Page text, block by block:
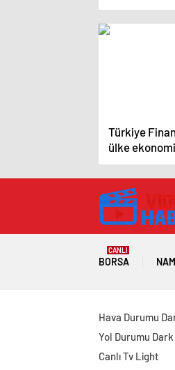
Türkiye
ülke
liralık destek
BORSA
CANLI
Hava Durumu
Yol Durumu Dark
Canlı Tv Light